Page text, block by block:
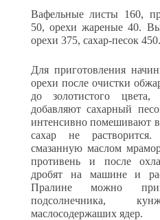
Вафельные листы 160,
50, орехи жареные 40.
орехи 375, сахар-песок
Для приготовления
орехи после очистки
до золотистого
добавляют сахарный
интенсивно помешивают
сахар не
смазанную маслом
противень и после
дробят на машине и
Пралине можно
подсолнечника,
маслосодержаших ядер.